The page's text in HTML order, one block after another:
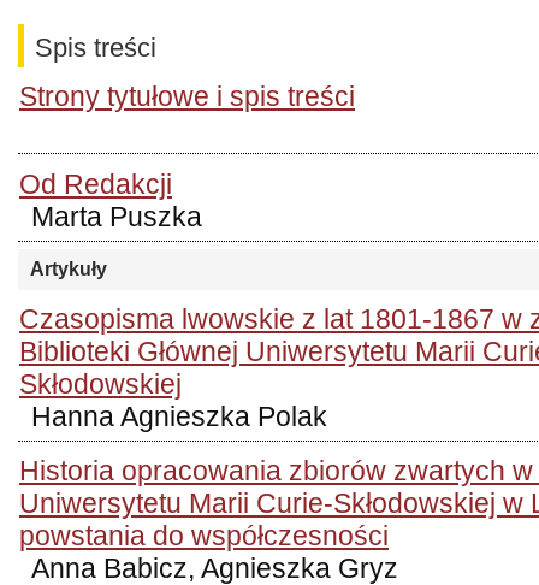
Spis treści
Strony tytułowe i spis treści
Od Redakcji
Marta Puszka
Artykuły
Czasopisma lwowskie z lat 1801-1867 w
Biblioteki Głównej Uniwersytetu Marii
Skłodowskiej
Hanna Agnieszka Polak
Historia opracowania zbiorów zwartych
Uniwersytetu Marii Curie-Skłodowskiej w
powstania do współczesności
Anna Babicz, Agnieszka Gryz